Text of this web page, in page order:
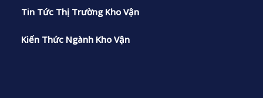
Tin Tức Thị Trường Kho Vận
Kiến Thức Ngành Kho Vận